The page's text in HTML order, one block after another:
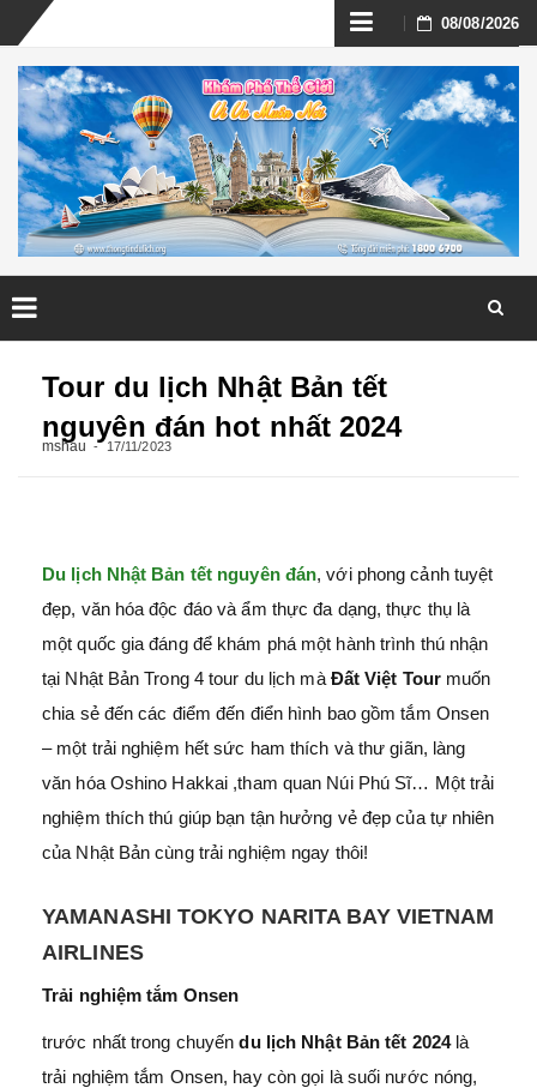
Skip
to
content
08/08/2026
Tour du lịch Nhật Bản tết
nguyên đán hot nhất 2024
mshau 17/11/2023
Du lịch Nhật Bản tết nguyên đán, với phong cảnh tuyệt
đẹp, văn hóa độc đáo và ẩm thực đa dạng, thực thụ là
một quốc gia đáng để khám phá một hành trình thú nhận
tại Nhật Bản Trong 4 tour du lịch mà Đất Việt Tour muốn
chia sẻ đến các điểm đến điển hình bao gồm tắm Onsen
– một trải nghiệm hết sức ham thích và thư giãn, làng
văn hóa Oshino Hakkai ,tham quan Núi Phú Sĩ… Một trải
nghiệm thích thú giúp bạn tận hưởng vẻ đẹp của tự nhiên
của Nhật Bản cùng trải nghiệm ngay thôi!
YAMANASHI TOKYO NARITA BAY VIETNAM
AIRLINES
Trải nghiệm tắm Onsen
trước nhất trong chuyến du lịch Nhật Bản tết 2024 là
trải nghiệm tắm Onsen, hay còn gọi là suối nước nóng,